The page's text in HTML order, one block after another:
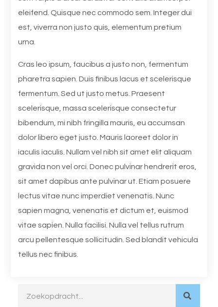
eleifend. Quisque nec commodo sem. Integer dui
est, viverra non justo quis, elementum pretium
urna.
Cras leo ipsum, faucibus a justo non, fermentum
pharetra sapien. Duis finibus lacus et scelerisque
fermentum. Sed ut justo metus. Praesent
scelerisque, massa scelerisque consectetur
bibendum, mi nibh fringilla mauris, eu accumsan
dolor libero eget justo. Mauris laoreet dolor in
iaculis iaculis. Nullam vel nibh sit amet elit aliquam
gravida non vel orci. Donec pulvinar hendrerit eros,
sit amet dapibus ante pulvinar ut. Etiam posuere
lectus vitae nunc imperdiet venenatis. Nunc
sapien magna, venenatis et dictum et, euismod
vitae sapien. Nulla facilisi. Nulla vel tellus rutrum
arcu pellentesque sollicitudin. Sed blandit vehicula
tellus nec finibus.